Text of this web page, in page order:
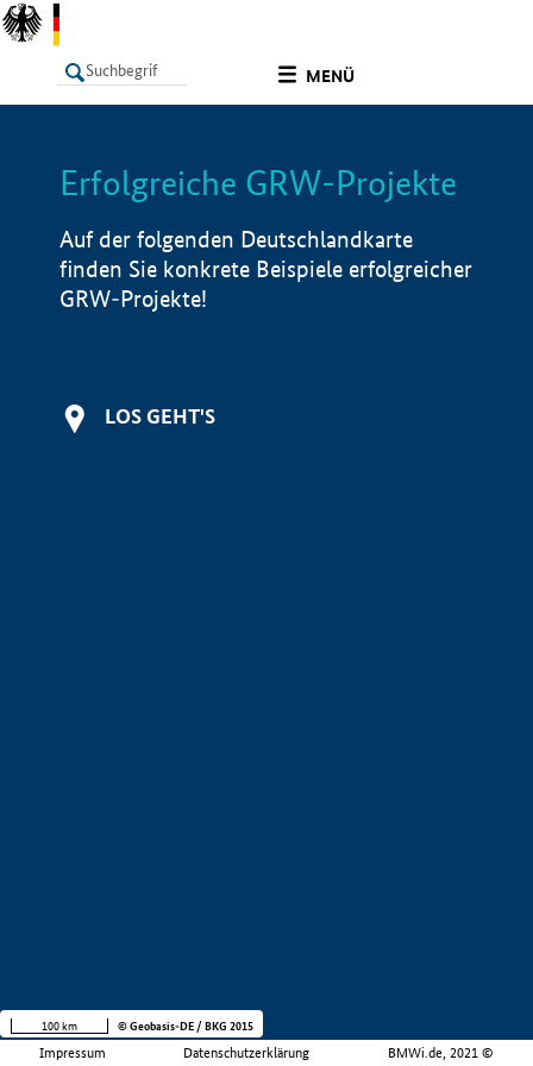
MENÜ
LISTE Info
Erfolgreiche GRW-Projekte
Auf der folgenden Deutschlandkarte
finden Sie konkrete Beispiele erfolgreicher
GRW-Projekte!
LOS GEHT'S
Impressum Datenschutzerklärung BMWi.de, 2021 ©
100 km © Geobasis-DE / BKG 2015